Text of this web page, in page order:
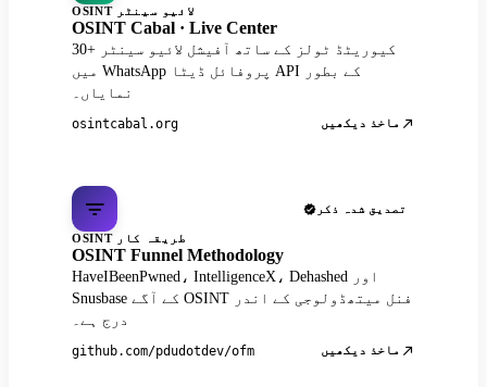
OSINT لائیو سینٹر
OSINT Cabal · Live Center
30+ کیوریٹڈ ٹولز کے ساتھ آفیشل لائیو سینٹر
میں WhatsApp پروفائل ڈیٹا API کے بطور
نمایاں۔
osintcabal.org ماخذ دیکھیں
تصدیق شدہ ذکر
OSINT طریقہ کار
OSINT Funnel Methodology
HaveIBeenPwned، IntelligenceX، Dehashed اور
Snusbase کے آگے OSINT فنل میتھڈولوجی کے اندر
درج ہے۔
github.com/pdudotdev/ofm ماخذ دیکھیں